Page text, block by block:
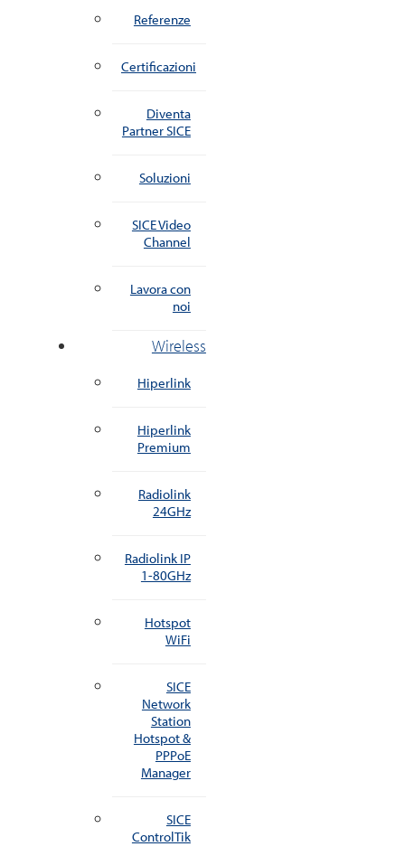
Referenze
Certificazioni
Diventa
Partner SICE
Soluzioni
SICE Video
Channel
Lavora con
noi
Wireless
Hiperlink
Hiperlink
Premium
Radiolink
24GHz
Radiolink IP
1-80GHz
Hotspot
WiFi
SICE
Network
Station
Hotspot &
PPPoE
Manager
SICE
ControlTik